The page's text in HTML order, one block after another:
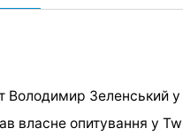
Володимир Зеленський у
власне опитування у